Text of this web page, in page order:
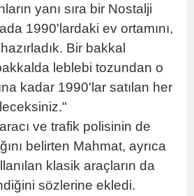
yanı sıra bir Nostalji
1990'lardaki ev ortamını,
Bir bakkal
leblebi tozundan o
kadar 1990'lar satılan her
ve trafik polisinin de
belirten Mahmat, ayrıca
klasik araçların da
sözlerine ekledi.